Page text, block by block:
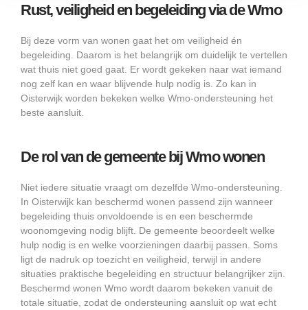
Rust, veiligheid en begeleiding via de Wmo
Bij deze vorm van wonen gaat het om veiligheid én
begeleiding. Daarom is het belangrijk om duidelijk te vertellen
wat thuis niet goed gaat. Er wordt gekeken naar wat iemand
nog zelf kan en waar blijvende hulp nodig is. Zo kan in
Oisterwijk worden bekeken welke Wmo-ondersteuning het
beste aansluit.
De rol van de gemeente bij Wmo wonen
Niet iedere situatie vraagt om dezelfde Wmo-ondersteuning.
In Oisterwijk kan beschermd wonen passend zijn wanneer
begeleiding thuis onvoldoende is en een beschermde
woonomgeving nodig blijft. De gemeente beoordeelt welke
hulp nodig is en welke voorzieningen daarbij passen. Soms
ligt de nadruk op toezicht en veiligheid, terwijl in andere
situaties praktische begeleiding en structuur belangrijker zijn.
Beschermd wonen Wmo wordt daarom bekeken vanuit de
totale situatie, zodat de ondersteuning aansluit op wat echt